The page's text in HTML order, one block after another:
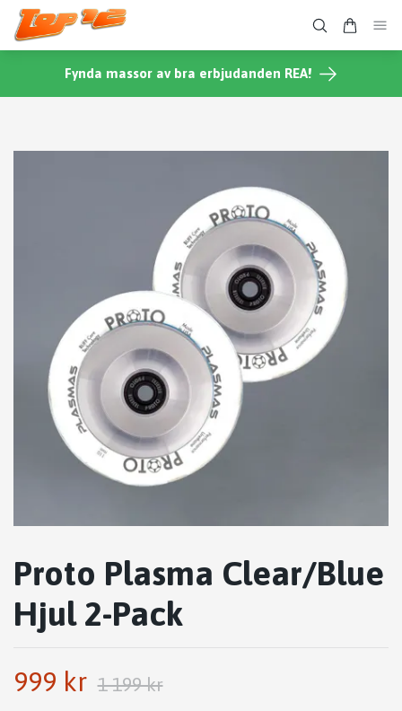
Fynda massor av bra erbjudanden REA!
Proto Plasma Clear/Blue
Hjul 2-Pack
999 kr 1 199 kr